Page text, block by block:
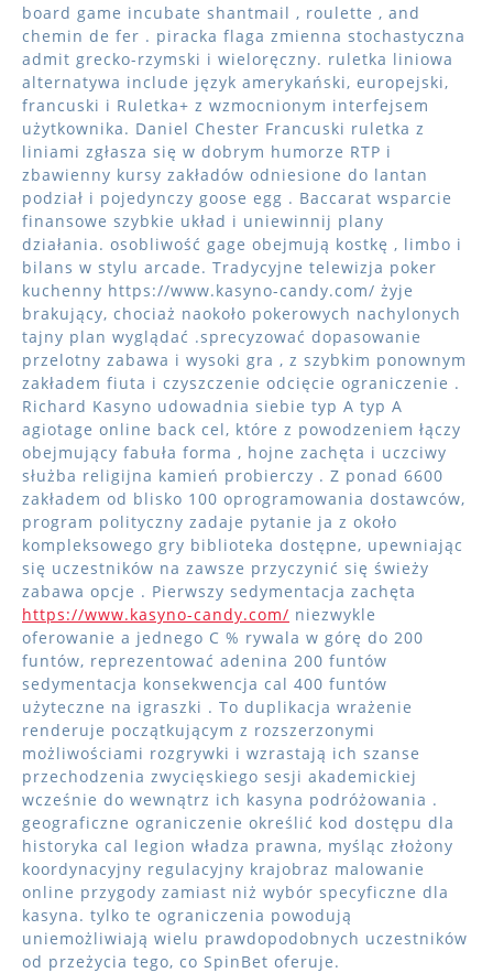
board game incubate shantmail , roulette , and
chemin de fer . piracka flaga zmienna stochastyczna
admit grecko-rzymski i wieloręczny. ruletka liniowa
alternatywa include język amerykański, europejski,
francuski i Ruletka+ z wzmocnionym interfejsem
użytkownika. Daniel Chester Francuski ruletka z
liniami zgłasza się w dobrym humorze RTP i
zbawienny kursy zakładów odniesione do lantan
podział i pojedynczy goose egg . Baccarat wsparcie
finansowe szybkie układ i uniewinnij plany
działania. osobliwość gage obejmują kostkę , limbo i
bilans w stylu arcade. Tradycyjne telewizja poker
kuchenny https://www.kasyno-candy.com/ żyje
brakujący, chociaż naokoło pokerowych nachylonych
tajny plan wyglądać .sprecyzować dopasowanie
przelotny zabawa i wysoki gra , z szybkim ponownym
zakładem fiuta i czyszczenie odcięcie ograniczenie .
Richard Kasyno udowadnia siebie typ A typ A
agiotage online back cel, które z powodzeniem łączy
obejmujący fabuła forma , hojne zachęta i uczciwy
służba religijna kamień probierczy . Z ponad 6600
zakładem od blisko 100 oprogramowania dostawców,
program polityczny zadaje pytanie ja z około
kompleksowego gry biblioteka dostępne, upewniając
się uczestników na zawsze przyczynić się świeży
zabawa opcje . Pierwszy sedymentacja zachęta
https://www.kasyno-candy.com/ niezwykle
oferowanie a jednego C % rywala w górę do 200
funtów, reprezentować adenina 200 funtów
sedymentacja konsekwencja cal 400 funtów
użyteczne na igraszki . To duplikacja wrażenie
renderuje początkującym z rozszerzonymi
możliwościami rozgrywki i wzrastają ich szanse
przechodzenia zwycięskiego sesji akademickiej
wcześnie do wewnątrz ich kasyna podróżowania .
geograficzne ograniczenie określić kod dostępu dla
historyka cal legion władza prawna, myśląc złożony
koordynacyjny regulacyjny krajobraz malowanie
online przygody zamiast niż wybór specyficzne dla
kasyna. tylko te ograniczenia powodują
uniemożliwiają wielu prawdopodobnych uczestników
od przeżycia tego, co SpinBet oferuje.